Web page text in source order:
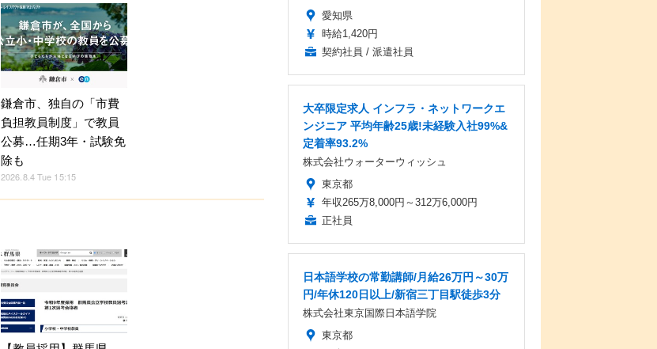
鎌倉市、独自の「市費
負担教員制度」で教員
公募…任期3年・試験免
除も
2026.8.4 Tue 15:15
愛知県
時給1,420円
契約社員 / 派遣社員
大卒限定求人 インフラ・ネットワークエ
ンジニア 平均年齢25歳!未経験入社99%&
定着率93.2%
株式会社ウォーターウィッシュ
東京都
年収265万8,000円～312万6,000円
正社員
日本語学校の常勤講師/月給26万円～30万
円/年休120日以上/新宿三丁目駅徒歩3分
株式会社東京国際日本語学院
東京都